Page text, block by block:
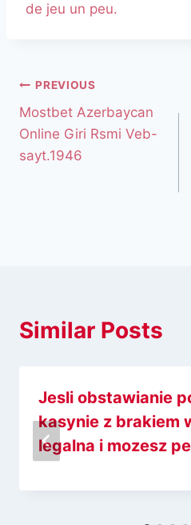
de jeu un peu.
PREVIOUS
Mostbet Azerbaycan
Online Giri Rsmi Veb-
sayt.1946
Similar Posts
Jesli obstawianie
kasynie z brakiem
legalna i mozesz